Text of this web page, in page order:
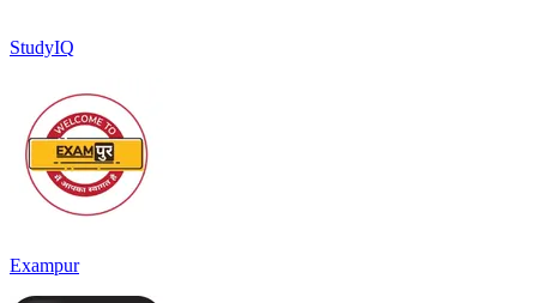
StudyIQ
Exampur